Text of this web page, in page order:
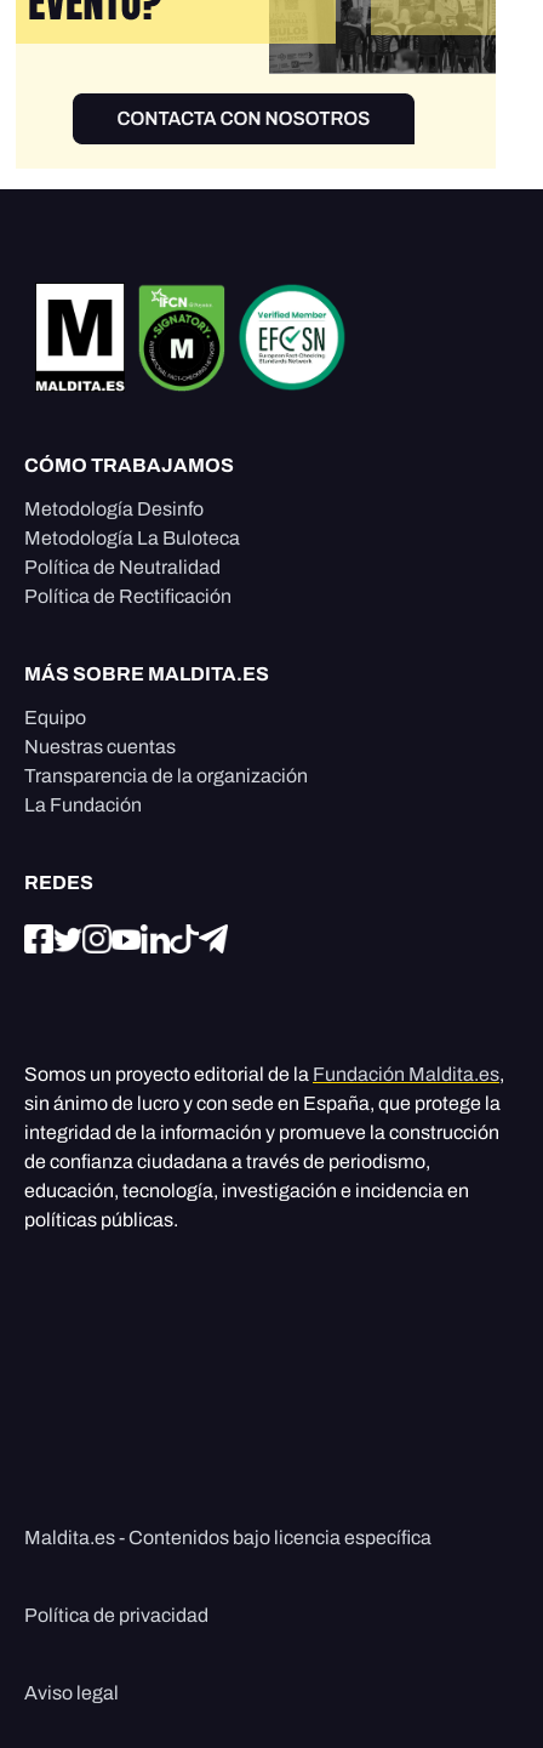
CÓMO TRABAJAMOS
Metodología Desinfo
Metodología La Buloteca
Política de Neutralidad
Política de Rectificación
MÁS SOBRE MALDITA.ES
Equipo
Nuestras cuentas
Transparencia de la organización
La Fundación
REDES
Somos un proyecto editorial de la Fundación Maldita.es,
sin ánimo de lucro y con sede en España, que protege la
integridad de la información y promueve la construcción
de confianza ciudadana a través de periodismo,
educación, tecnología, investigación e incidencia en
políticas públicas.
Maldita.es - Contenidos bajo licencia específica
Política de privacidad
Aviso legal